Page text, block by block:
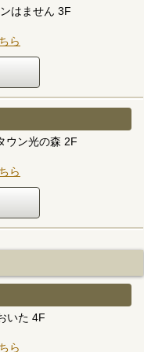
はません 3F
ら
ウン光の森 2F
ら
いた 4F
ら